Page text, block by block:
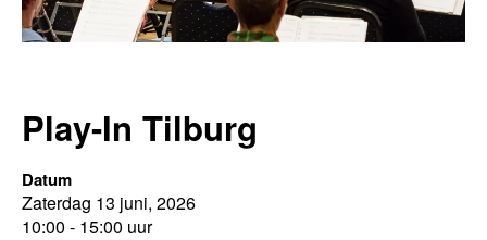
Play-In Tilburg
Datum
Zaterdag 13 juni, 2026
10:00 - 15:00 uur